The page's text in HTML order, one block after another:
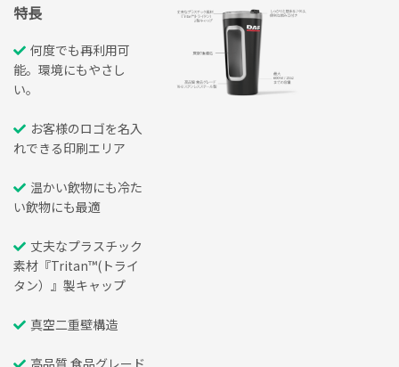
特長
何度でも再利用可
能。環境にもやさし
い。
お客様のロゴを名入
れできる印刷エリア
温かい飲物にも冷た
い飲物にも最適
丈夫なプラスチック
素材『Tritan™(トライ
タン）』製キャップ
真空二重壁構造
高品質 食品グレード